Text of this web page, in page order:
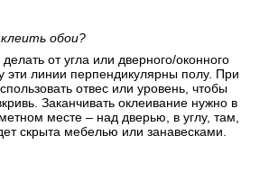
обои?
от угла или дверного/оконного
эти линии перпендикулярны полу. При
отвес или уровень, чтобы
Заканчивать оклеивание нужно в
месте – над дверью, в углу, там,
скрыта мебелью или занавесками.